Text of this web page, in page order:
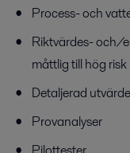
Process- och
Riktvärdes- och/
måttlig till hög risk
Detaljerad
Provanalyser